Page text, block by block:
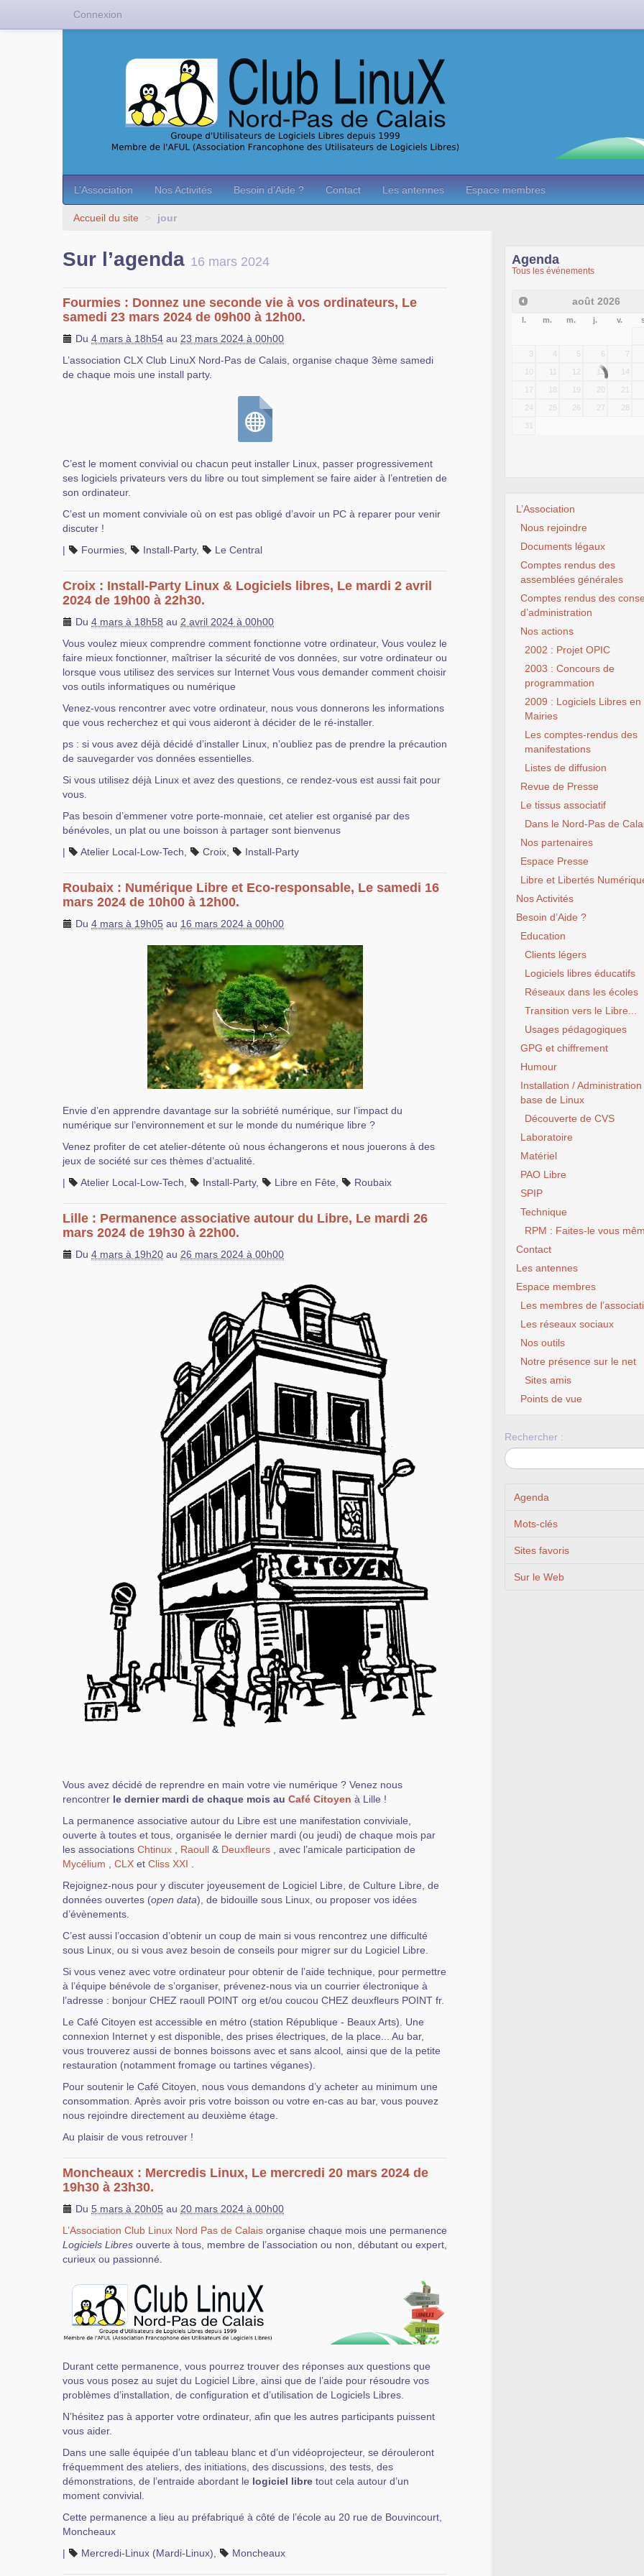
L’Association Nos Activités Besoin d’Aide ? Contact Les antennes Espace membres
Accueil du site > jour
Sur l’agenda 16 mars 2024
Fourmies : Donnez une seconde vie à vos ordinateurs, Le
samedi 23 mars 2024 de 09h00 à 12h00.
Du 4 mars à 18h54 au 23 mars 2024 à 00h00
L’association CLX Club LinuX Nord-Pas de Calais, organise chaque 3ème samedi
de chaque mois une install party.
C’est le moment convivial ou chacun peut installer Linux, passer progressivement
ses logiciels privateurs vers du libre ou tout simplement se faire aider à l’entretien de
son ordinateur.
C’est un moment conviviale où on est pas obligé d’avoir un PC à reparer pour venir
discuter !
|
Fourmies Install-Party, Le Central
Croix : Install-Party Linux & Logiciels libres, Le mardi 2 avril
2024 de 19h00 à 22h30.
Du 4 mars à 18h58 au 2 avril 2024 à 00h00
Vous voulez mieux comprendre comment fonctionne votre ordinateur, Vous voulez le
faire mieux fonctionner, maîtriser la sécurité de vos données, sur votre ordinateur ou
lorsque vous utilisez des services sur Internet Vous vous demander comment choisir
vos outils informatiques ou numérique
Venez-vous rencontrer avec votre ordinateur, nous vous donnerons les informations
que vous recherchez et qui vous aideront à décider de le ré-installer.
ps : si vous avez déjà décidé d’installer Linux, n’oubliez pas de prendre la précaution
de sauvegarder vos données essentielles.
Si vous utilisez déjà Linux et avez des questions, ce rendez-vous est aussi fait pour
vous.
Pas besoin d’emmener votre porte-monnaie, cet atelier est organisé par des
bénévoles, un plat ou une boisson à partager sont bienvenus
|
Atelier Local-Low-Tech Croix Install-Party
Roubaix : Numérique Libre et Eco-responsable, Le samedi 16
mars 2024 de 10h00 à 12h00.
Du 4 mars à 19h05 au 16 mars 2024 à 00h00
Envie d’en apprendre davantage sur la sobriété numérique, sur l’impact du
numérique sur l’environnement et sur le monde du numérique libre ?
Venez profiter de cet atelier-détente où nous échangerons et nous jouerons à des
jeux de société sur ces thèmes d’actualité.
|
Atelier Local-Low-Tech Install-Party, Libre en Fête Roubaix
Lille : Permanence associative autour du Libre, Le mardi 26
mars 2024 de 19h30 à 22h00.
Du 4 mars à 19h20 au 26 mars 2024 à 00h00
Vous avez décidé de reprendre en main votre vie numérique ? Venez nous
rencontrer le dernier mardi de chaque mois au Café Citoyen à Lille !
La permanence associative autour du Libre est une manifestation conviviale,
ouverte à toutes et tous, organisée le dernier mardi (ou jeudi) de chaque mois par
les associations Chtinux Raoull & Deuxfleurs , avec l’amicale participation de
Mycélium
CLX et Cliss XXI
Rejoignez-nous pour y discuter joyeusement de Logiciel Libre, de Culture Libre, de
données ouvertes (open data), de bidouille sous Linux, ou proposer vos idées
d’évènements.
C’est aussi l’occasion d’obtenir un coup de main si vous rencontrez une difficulté
sous Linux, ou si vous avez besoin de conseils pour migrer sur du Logiciel Libre.
Si vous venez avec votre ordinateur pour obtenir de l’aide technique, pour permettre
à l’équipe bénévole de s’organiser, prévenez-nous via un courrier électronique à
l’adresse : bonjour CHEZ raoull POINT org et/ou coucou CHEZ deuxfleurs POINT fr.
Le Café Citoyen est accessible en métro (station République - Beaux Arts). Une
connexion Internet y est disponible, des prises électriques, de la place... Au bar,
vous trouverez aussi de bonnes boissons avec et sans alcool, ainsi que de la petite
restauration (notamment fromage ou tartines véganes).
Pour soutenir le Café Citoyen, nous vous demandons d’y acheter au minimum une
consommation. Après avoir pris votre boisson ou votre en-cas au bar, vous pouvez
nous rejoindre directement au deuxième étage.
Au plaisir de vous retrouver !
Moncheaux : Mercredis Linux, Le mercredi 20 mars 2024 de
19h30 à 23h30.
Du 5 mars à 20h05 au 20 mars 2024 à 00h00
L’Association Club Linux Nord Pas de Calais organise chaque mois une permanence
Logiciels Libres ouverte à tous, membre de l’association ou non, débutant ou expert,
curieux ou passionné.
Durant cette permanence, vous pourrez trouver des réponses aux questions que
vous vous posez au sujet du Logiciel Libre, ainsi que de l’aide pour résoudre vos
problèmes d’installation, de configuration et d’utilisation de Logiciels Libres.
N’hésitez pas à apporter votre ordinateur, afin que les autres participants puissent
vous aider.
Dans une salle équipée d’un tableau blanc et d’un vidéoprojecteur, se dérouleront
fréquemment des ateliers, des initiations, des discussions, des tests, des
démonstrations, de l’entraide abordant le logiciel libre tout cela autour d’un
moment convivial.
Cette permanence a lieu au préfabriqué à côté de l’école au 20 rue de Bouvincourt,
Moncheaux
|
Mercredi-Linux (Mardi-Linux) Moncheaux
Agenda
Tous les événements
août 2026
l. m. m. j. v.
3 4 5 6 7
10 11 12 13 14
17 18 19 20 21
24 25 26 27 28
31
L’Association
Nous rejoindre
Documents légaux
Comptes rendus des
assemblées générales
Comptes rendus des
d’administration
Nos actions
2002 : Projet OPIC
2003 : Concours de
programmation
2009 : Logiciels Libres en
Mairies
Les comptes-rendus des
manifestations
Listes de diffusion
Revue de Presse
Le tissus associatif
Dans le Nord-Pas de
Nos partenaires
Espace Presse
Libre et Libertés
Nos Activités
Besoin d’Aide ?
Education
Clients légers
Logiciels libres éducatifs
Réseaux dans les écoles
Transition vers le Libre...
Usages pédagogiques
GPG et chiffrement
Humour
Installation / Administration
base de Linux
Découverte de CVS
Laboratoire
Matériel
PAO Libre
SPIP
Technique
RPM : Faites-le vous
Contact
Les antennes
Espace membres
Les membres de
Les réseaux sociaux
Nos outils
Notre présence sur le net
Sites amis
Points de vue
Rechercher :
Agenda
Mots-clés
Sites favoris
Sur le Web
Connexion